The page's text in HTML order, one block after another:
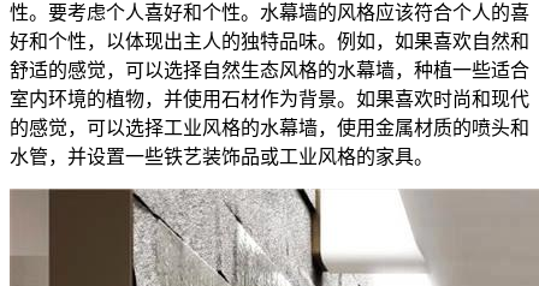
性。要考虑个人喜好和个性。水幕墙的风格应该符合个人的喜
好和个性，以体现出主人的独特品味。例如，如果喜欢自然和
舒适的感觉，可以选择自然生态风格的水幕墙，种植一些适合
室内环境的植物，并使用石材作为背景。如果喜欢时尚和现代
的感觉，可以选择工业风格的水幕墙，使用金属材质的喷头和
水管，并设置一些铁艺装饰品或工业风格的家具。